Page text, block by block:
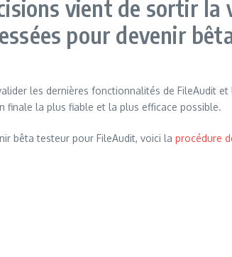
vient de sortir la
pour devenir
les dernières fonctionnalités de FileAudit
finale la plus fiable et la plus efficace possible.
bêta testeur pour FileAudit, voici la procédure